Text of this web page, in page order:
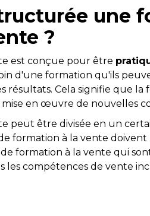
une
?
est conçue pour être
d'une formation qu'ils
Cela signifie que la
en œuvre de nouvelles
peut être divisée en un
formation à la vente doivent
de formation à la vente qui
les compétences de vente